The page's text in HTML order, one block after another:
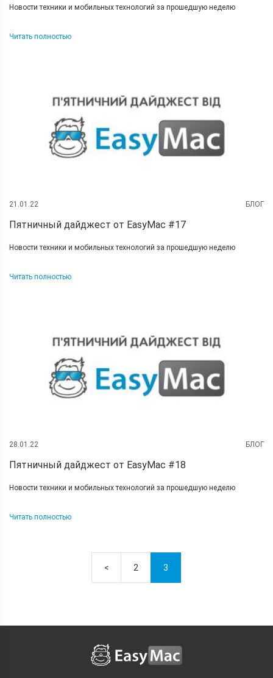
Новости техники и мобильных технологий за прошедшую неделю
Читать полностью
21.01.22 БЛОГ
Пятничный дайджест от EasyMac #17
Новости техники и мобильных технологий за прошедшую неделю
Читать полностью
28.01.22 БЛОГ
Пятничный дайджест от EasyMac #18
Новости техники и мобильных технологий за прошедшую неделю
Читать полностью
< 2 3